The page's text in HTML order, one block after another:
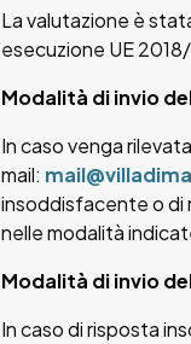
La valutazione è
esecuzione UE
Modalità di invio
In caso venga
mail:
insoddisfacente o di
nelle modalità
Modalità di invio
In caso di risposta